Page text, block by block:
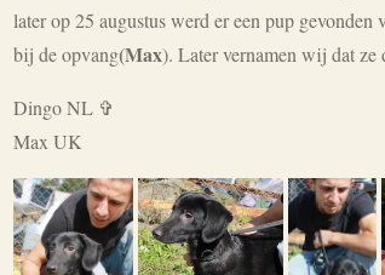
later op 25 augustus werd er een pup gevonden
bij de opvang(Max). Later vernamen wij dat
Dingo NL ✞
Max UK